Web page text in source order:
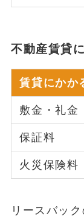
不動産賃貸
賃貸にかか
敷金・礼金
保証料
火災保険料
リースバッ